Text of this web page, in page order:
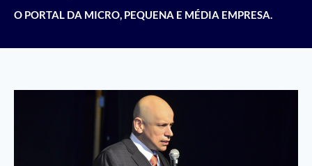
O PORTAL DA MICRO, PEQUENA E MÉDIA EMPRESA.